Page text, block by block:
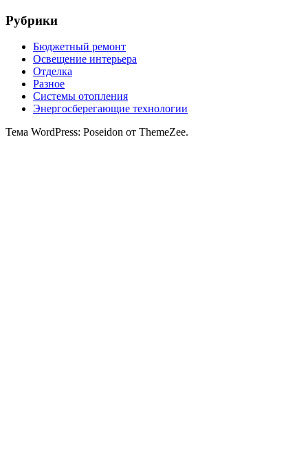
Рубрики
Бюджетный ремонт
Освещение интерьера
Отделка
Разное
Системы отопления
Энергосберегающие технологии
Тема WordPress: Poseidon от ThemeZee.